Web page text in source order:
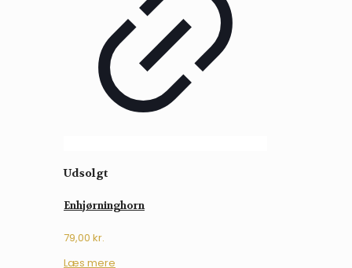
Udsolgt
Enhjørninghorn
79,00 kr.
Læs mere